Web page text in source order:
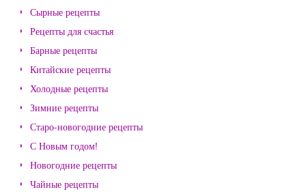
Сырные рецепты
Рецепты для счастья
Барные рецепты
Китайские рецепты
Холодные рецепты
Зимние рецепты
Старо-новогодние рецепты
С Новым годом!
Новогодние рецепты
Чайные рецепты